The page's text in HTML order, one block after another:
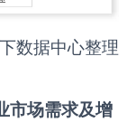
数据中心整理
市场需求及增